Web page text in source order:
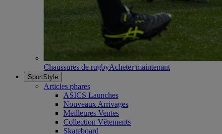
Chaussures de rugbyAcheter maintenant
SportStyle
Articles phares
ASICS Launches
Nouveaux Arrivages
Meilleures Ventes
Collection Vêtements
Skateboard